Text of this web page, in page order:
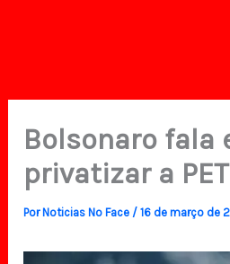
Bolsonaro fala
privatizar a
PorNoticias No Face /16 de março de